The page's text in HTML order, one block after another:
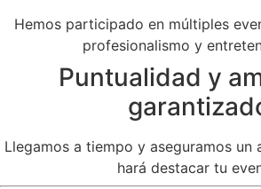
Hemos participado en múltiples
profesionalismo y
Puntualidad y
Llegamos a tiempo y aseguramos un
hará destacar tu